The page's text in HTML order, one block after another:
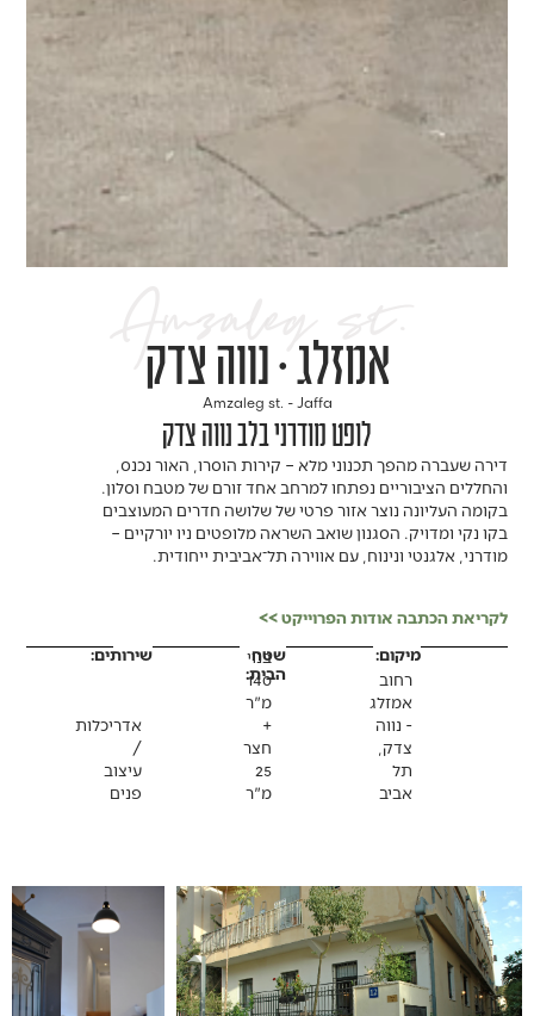
אמזלג • נווה צדק
Amzaleg st. - Jaffa
לופט מודרני בלב נווה צדק
דירה שעברה מהפך תכנוני מלא – קירות הוסרו, האור נכנס,
והחללים הציבוריים נפתחו למרחב אחד זורם של מטבח וסלון.
בקומה העליונה נוצר אזור פרטי של שלושה חדרים המעוצבים
בקו נקי ומדויק. הסגנון שואב השראה מלופטים ניו יורקיים –
מודרני, אלגנטי ונינוח, עם אווירה תל־אביבית ייחודית.
לקריאת הכתבה אודות הפרוייקט >>
מיקום:
רחוב
אמזלג
- נווה
צדק,
תל
אביב
שטח
הבית:
בנוי
140
מ"ר
+
חצר
25
מ"ר
שירותים:
אדריכלות
/
עיצוב
פנים